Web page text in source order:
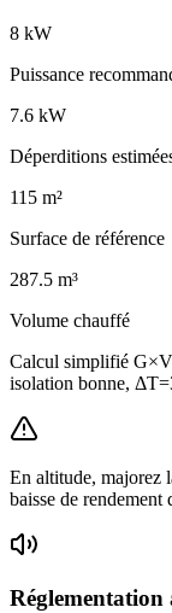
8 kW
Puissance
7.6 kW
Déperditions
115 m²
Surface de référence
287.5 m³
Volume chauffé
Calcul simplifié
isolation bonne,
En altitude, majorez
baisse de
Réglementation